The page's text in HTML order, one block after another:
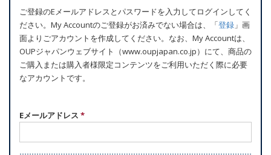
マ
リ
ー
タ
ブ
ご登録のEメールアドレスとパスワードを入力してログインしてく
ださい。My Accountのご登録がお済みでない場合は、「登録 」画
面よりごアカウントを作成してください。なお、My Accountは、
OUPジャパンウェブサイト（www.oupjapan.co.jp）にて、商品の
ご購入または購入者様限定コンテンツをご利用いただく際に必要
なアカウントです。
Eメールアドレス *